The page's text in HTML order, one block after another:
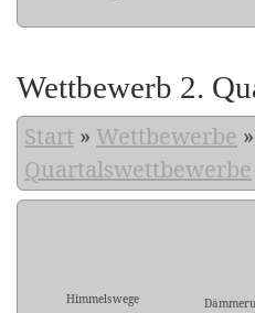
Wettbewerb 2.
Start » Wettbewerbe »
Quartalswettbewerbe
Himmelswege